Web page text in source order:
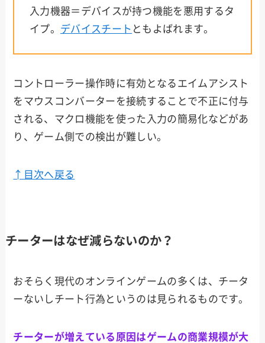
入力機器＝デバイスが持つ機能を悪用するタ
イプ。 デバイスチート ともよばれます。
コントローラー操作時に有効となるエイムアシスト
をマウスコンバーターを接続することで不正に付与
される、マクロ機能を使った入力の簡易化などがあ
り、ゲーム側での検出が難しい。
↑目次へ戻る
チーターはなぜ減らないのか？
おそらく現代のオンラインゲームの多くは、チータ
ーないしチート行為というのは見られるものです。
チーターが増えている原因はゲームの商業規模が大